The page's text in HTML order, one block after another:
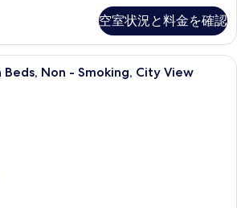
空室状況と料金を確認
Beds, Non - Smoking, City View